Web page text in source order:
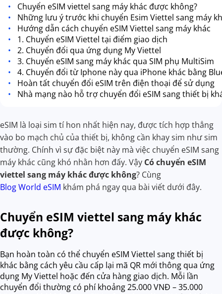
Chuyển eSIM viettel sang máy khác được không?
Những lưu ý trước khi chuyển Esim Viettel sang máy
Hướng dẫn cách chuyển eSIM Viettel sang máy khác
1. Chuyển eSIM Viettel tại điểm giao dịch
2. Chuyển đổi qua ứng dụng My Viettel
3. Chuyển eSIM sang máy khác qua SIM phụ MultiSim
4. Chuyển đổi từ Iphone này qua iPhone khác bằng
Hoàn tất chuyển đổi eSIM trên điện thoại để sử dụng
Nhà mạng nào hỗ trợ chuyển đổi eSIM sang thiết bị
eSIM là loại sim tí hon nhất hiện nay, được tích hợp thẳng
vào bo mạch chủ của thiết bị, không cần khay sim như sim
thường. Chính vì sự đặc biệt này mà việc chuyển eSIM sang
máy khác cũng khó nhằn hơn đấy. Vậy Có chuyển eSIM
viettel sang máy khác được không? Cùng
Blog World eSIM khám phá ngay qua bài viết dưới đây.
Chuyển eSIM viettel sang máy khác
được không?
Bạn hoàn toàn có thể chuyển eSIM Viettel sang thiết bị
khác bằng cách yêu cầu cấp lại mã QR mới thông qua ứng
dụng My Viettel hoặc đến cửa hàng giao dịch. Mỗi lần
chuyển đổi thường có phí khoảng 25.000 VNĐ – 35.000